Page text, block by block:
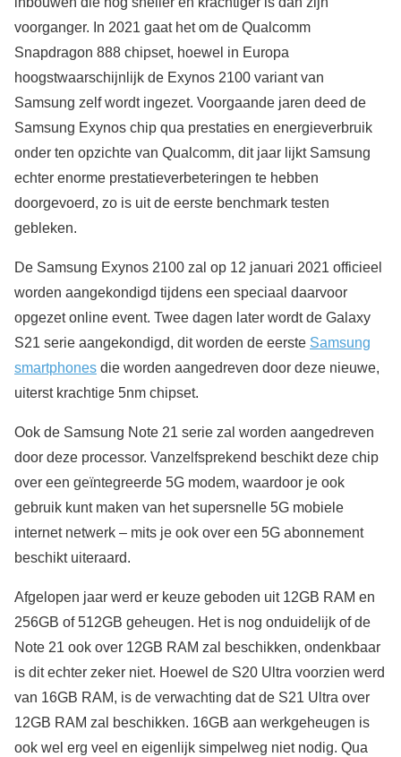
voorganger. In 2021 gaat het om de Qualcomm
Snapdragon 888 chipset, hoewel in Europa
hoogstwaarschijnlijk de Exynos 2100 variant van
Samsung zelf wordt ingezet. Voorgaande jaren deed de
Samsung Exynos chip qua prestaties en energieverbruik
onder ten opzichte van Qualcomm, dit jaar lijkt Samsung
echter enorme prestatieverbeteringen te hebben
doorgevoerd, zo is uit de eerste benchmark testen
gebleken.
De Samsung Exynos 2100 zal op 12 januari 2021 officieel
worden aangekondigd tijdens een speciaal daarvoor
opgezet online event. Twee dagen later wordt de Galaxy
S21 serie aangekondigd, dit worden de eerste Samsung
smartphones die worden aangedreven door deze nieuwe,
uiterst krachtige 5nm chipset.
Ook de Samsung Note 21 serie zal worden aangedreven
door deze processor. Vanzelfsprekend beschikt deze chip
over een geïntegreerde 5G modem, waardoor je ook
gebruik kunt maken van het supersnelle 5G mobiele
internet netwerk – mits je ook over een 5G abonnement
beschikt uiteraard.
Afgelopen jaar werd er keuze geboden uit 12GB RAM en
256GB of 512GB geheugen. Het is nog onduidelijk of de
Note 21 ook over 12GB RAM zal beschikken, ondenkbaar
is dit echter zeker niet. Hoewel de S20 Ultra voorzien werd
van 16GB RAM, is de verwachting dat de S21 Ultra over
12GB RAM zal beschikken. 16GB aan werkgeheugen is
ook wel erg veel en eigenlijk simpelweg niet nodig. Qua